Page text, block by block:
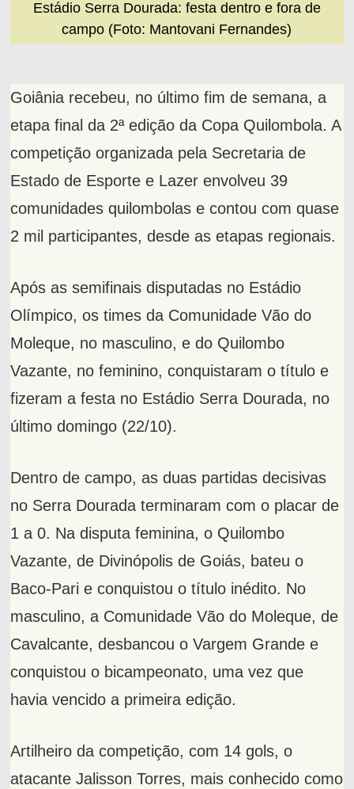
Estádio Serra Dourada: festa dentro e fora de
campo (Foto: Mantovani Fernandes)
Goiânia recebeu, no último fim de semana, a
etapa final da 2ª edição da Copa Quilombola. A
competição organizada pela Secretaria de
Estado de Esporte e Lazer envolveu 39
comunidades quilombolas e contou com quase
2 mil participantes, desde as etapas regionais.
Após as semifinais disputadas no Estádio
Olímpico, os times da Comunidade Vão do
Moleque, no masculino, e do Quilombo
Vazante, no feminino, conquistaram o título e
fizeram a festa no Estádio Serra Dourada, no
último domingo (22/10).
Dentro de campo, as duas partidas decisivas
no Serra Dourada terminaram com o placar de
1 a 0. Na disputa feminina, o Quilombo
Vazante, de Divinópolis de Goiás, bateu o
Baco-Pari e conquistou o título inédito. No
masculino, a Comunidade Vão do Moleque, de
Cavalcante, desbancou o Vargem Grande e
conquistou o bicampeonato, uma vez que
havia vencido a primeira edição.
Artilheiro da competição, com 14 gols, o
atacante Jalisson Torres, mais conhecido como